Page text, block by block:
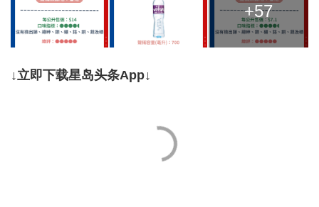
+57
↓立即下载星岛头条App↓